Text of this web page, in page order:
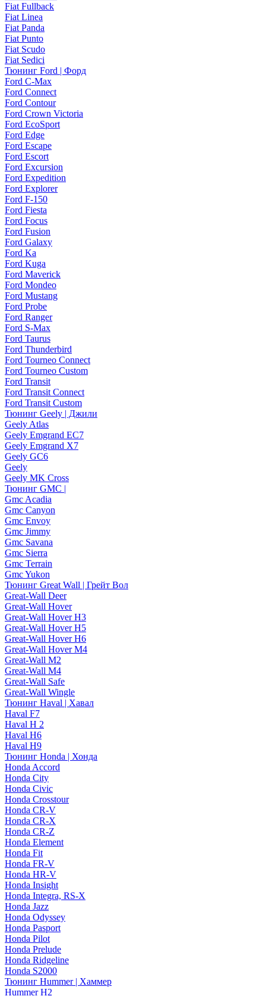
Fiat Fullback
Fiat Linea
Fiat Panda
Fiat Punto
Fiat Scudo
Fiat Sedici
Тюнинг Ford | Форд
Ford C-Max
Ford Connect
Ford Contour
Ford Crown Victoria
Ford EcoSport
Ford Edge
Ford Escape
Ford Escort
Ford Excursion
Ford Expedition
Ford Explorer
Ford F-150
Ford Fiesta
Ford Focus
Ford Fusion
Ford Galaxy
Ford Ka
Ford Kuga
Ford Maverick
Ford Mondeo
Ford Mustang
Ford Probe
Ford Ranger
Ford S-Max
Ford Taurus
Ford Thunderbird
Ford Tourneo Connect
Ford Tourneo Custom
Ford Transit
Ford Transit Connect
Ford Transit Custom
Тюнинг Geely | Джили
Geely Atlas
Geely Emgrand EC7
Geely Emgrand X7
Geely GC6
Geely
Geely MK Cross
Тюнинг GMC |
Gmc Acadia
Gmc Canyon
Gmc Envoy
Gmc Jimmy
Gmc Savana
Gmc Sierra
Gmc Terrain
Gmc Yukon
Тюнинг Great Wall | Грейт Вол
Great-Wall Deer
Great-Wall Hover
Great-Wall Hover H3
Great-Wall Hover H5
Great-Wall Hover H6
Great-Wall Hover M4
Great-Wall M2
Great-Wall M4
Great-Wall Safe
Great-Wall Wingle
Тюнинг Haval | Хавал
Haval F7
Haval H 2
Haval H6
Haval H9
Тюнинг Honda | Хонда
Honda Accord
Honda City
Honda Civic
Honda Crosstour
Honda CR-V
Honda CR-X
Honda CR-Z
Honda Element
Honda Fit
Honda FR-V
Honda HR-V
Honda Insight
Honda Integra, RS-X
Honda Jazz
Honda Odyssey
Honda Pasport
Honda Pilot
Honda Prelude
Honda Ridgeline
Honda S2000
Тюнинг Hummer | Хаммер
Hummer H2